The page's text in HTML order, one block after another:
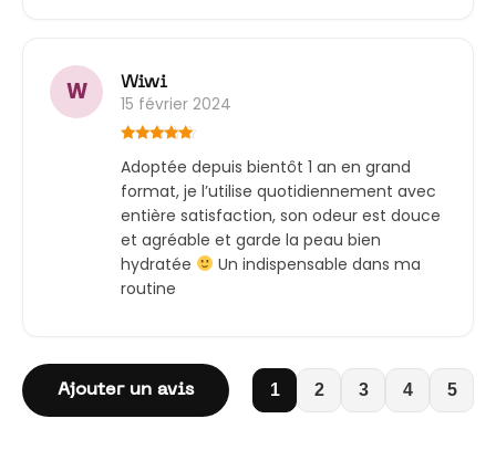
W
5
Wiwi
15 février 2024
Adoptée depuis bientôt 1 an en grand
format, je l’utilise quotidiennement avec
entière satisfaction, son odeur est douce
et agréable et garde la peau bien
hydratée
Un indispensable dans ma
routine
Ajouter un avis 1 2 3 4 5